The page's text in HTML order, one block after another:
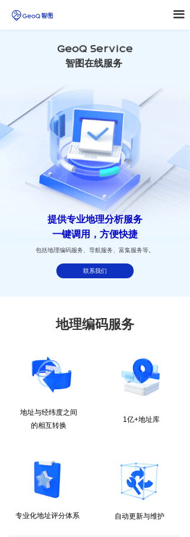
끀
地理编码服务
智图在线服务
提供专业地理分析服务
一键调用，方便快捷
联系我们
包括地理编码服务、导航服务、富集服务等。
地址与经纬度之间
的相互转换
1亿+地址库
专业化地址评分体系 自动更新与维护